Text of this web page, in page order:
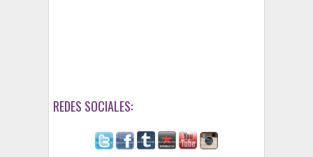
REDES SOCIALES: